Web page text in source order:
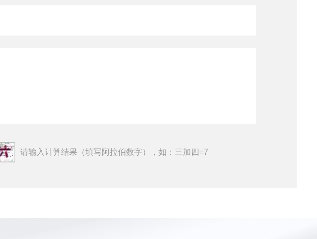
请输入计算结果（填写阿拉伯数字），如：三加四=7